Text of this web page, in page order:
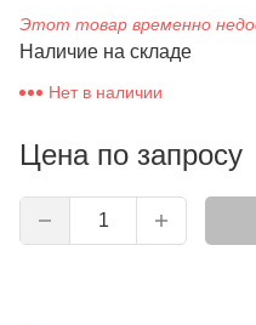
Этот товар временно
Наличие на складе
Нет в наличии
Цена по запросу